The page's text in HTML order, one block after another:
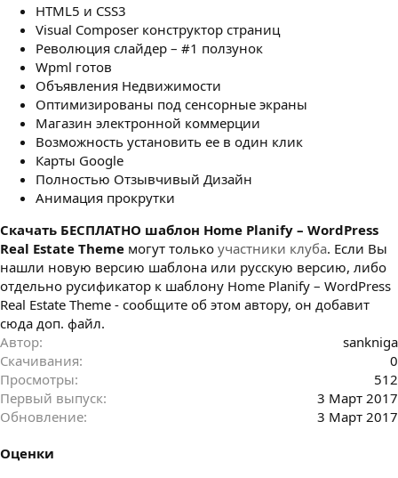
HTML5 и CSS3
Visual Composer конструктор страниц
Революция слайдер – #1 ползунок
Wpml готов
Объявления Недвижимости
Оптимизированы под сенсорные экраны
Магазин электронной коммерции
Возможность установить ее в один клик
Карты Google
Полностью Отзывчивый Дизайн
Анимация прокрутки
Cкачать БЕСПЛАТНО шаблон Home Planify – WordPress
Real Estate Theme могут только участники клуба. Если Вы
нашли новую версию шаблона или русскую версию, либо
отдельно русификатор к шаблону Home Planify – WordPress
Real Estate Theme - сообщите об этом автору, он добавит
сюда доп. файл.
Автор
sankniga
Скачивания
0
Просмотры
512
Первый выпуск
3 Март 2017
Обновление
3 Март 2017
Оценки